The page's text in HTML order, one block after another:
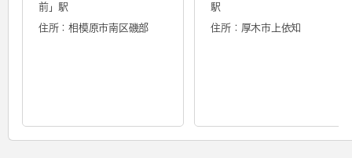
前」駅
住所：相模原市南区磯部
駅
住所：厚木市上依知